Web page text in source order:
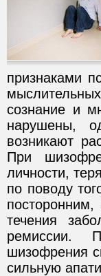
признаками
сознание и
нарушены,
возникают
При
личности,
по поводу
течения
ремиссии.
шизофрения
сильную